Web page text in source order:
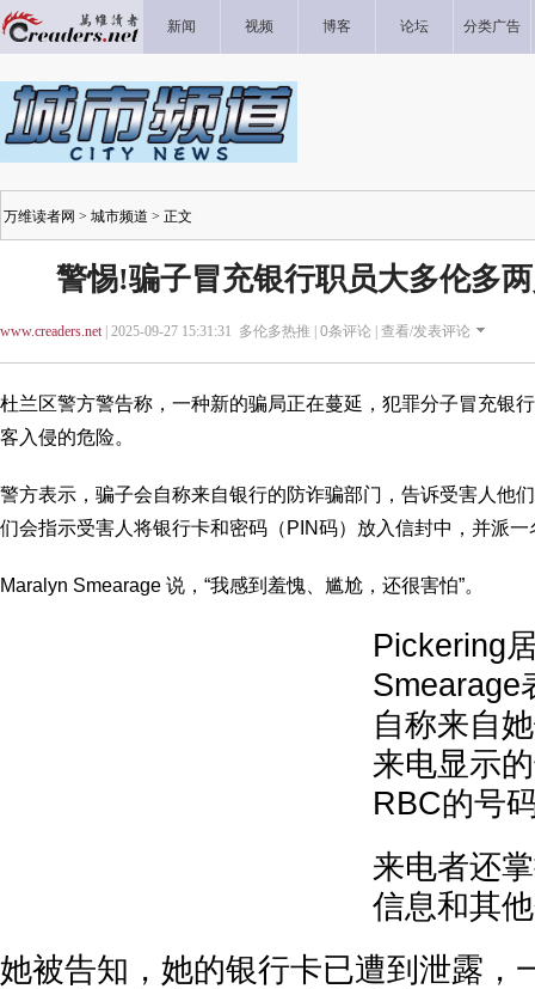
新闻 视频 博客 论坛 分类广告
万维读者网 > 城市频道 > 正文
警惕!骗子冒充银行职员大多伦多
www.creaders.net| 2025-09-27 15:31:31 多伦多热推 | 0条评论 | 查看/发表评论
杜兰区警方警告称，一种新的骗局正在蔓延，犯罪分子冒充银
客入侵的危险。
警方表示，骗子会自称来自银行的防诈骗部门，告诉受害人他
们会指示受害人将银行卡和密码（PIN码）放入信封中，并派一
Maralyn Smearage 说，“我感到羞愧、尴尬，还很害怕”。
Pickering
Smearage
自称来自
来电显示
RBC的号
来电者还
信息和其
她被告知，她的银行卡已遭到泄露，